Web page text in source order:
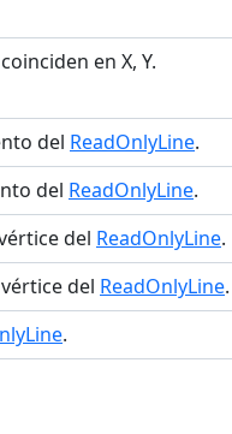
coinciden en X, Y.
del ReadOnlyLine.
del ReadOnlyLine.
del ReadOnlyLine.
del ReadOnlyLine.
.